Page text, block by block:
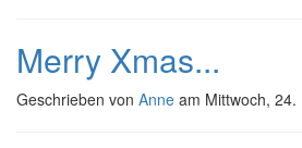
Merry Xmas...
Geschrieben von Anne am Mittwoch,